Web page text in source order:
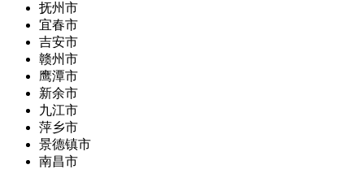
抚州市
宜春市
吉安市
赣州市
鹰潭市
新余市
九江市
萍乡市
景德镇市
南昌市